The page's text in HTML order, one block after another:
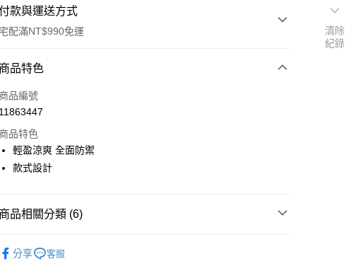
款與運送方式
宅配滿NT$990免運
付款方式
信用卡一次付款
Apple Pay
悠遊付
ATM付款
商品特色
商品編號
11863447
商品特色
輕盈涼爽 全面防禦
款式設計
商品相關分類 (6)
分享 客服
清除
紀錄